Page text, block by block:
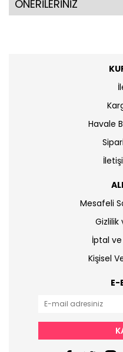
ÖNERİLERİNİZ
Havale
Mesafeli
Gizlilik
İptal ve
Kişisel
E-